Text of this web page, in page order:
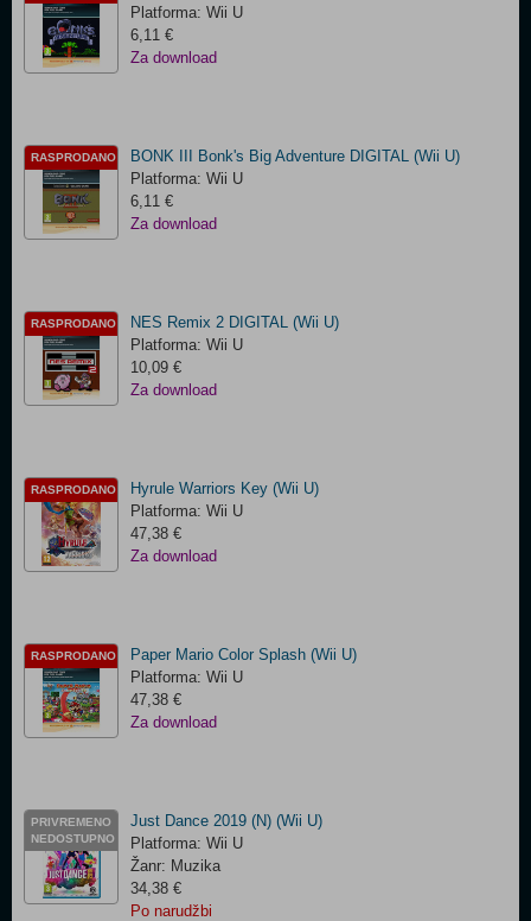
Platforma: Wii U
6,11 €
Za download
RASPRODANO
BONK III Bonk's Big Adventure DIGITAL (Wii U)
Platforma: Wii U
6,11 €
Za download
RASPRODANO
NES Remix 2 DIGITAL (Wii U)
Platforma: Wii U
10,09 €
Za download
RASPRODANO
Hyrule Warriors Key (Wii U)
Platforma: Wii U
47,38 €
Za download
RASPRODANO
Paper Mario Color Splash (Wii U)
Platforma: Wii U
47,38 €
Za download
PRIVREMENO
NEDOSTUPNO
Just Dance 2019 (N) (Wii U)
Platforma: Wii U
Žanr: Muzika
34,38 €
Po narudžbi